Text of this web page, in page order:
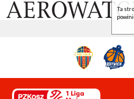
Ta